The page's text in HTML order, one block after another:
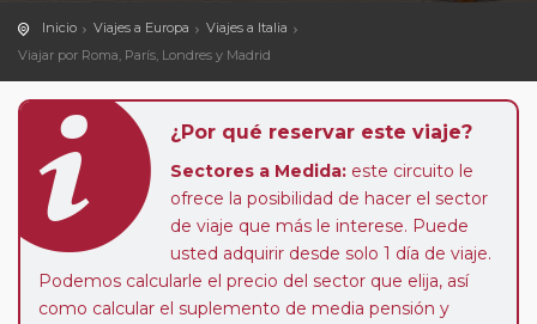
Inicio Viajes a Europa
Viajes a Italia
Viajar por Roma, París, Londres y Madrid
¿Por qué reservar este viaje?
Sectores a Medida: este circuito le
ofrece la posibilidad de hacer el sector
de viaje que más le interese. Puede
usted adquirir desde solo 1 día de viaje.
Podemos calcularle el precio del sector que elija, así
como calcular el suplemento de media pensión y